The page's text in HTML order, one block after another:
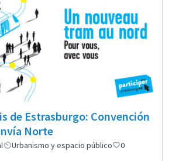
de Estrasburgo: Convención
Norte
Urbanismo y espacio público 0